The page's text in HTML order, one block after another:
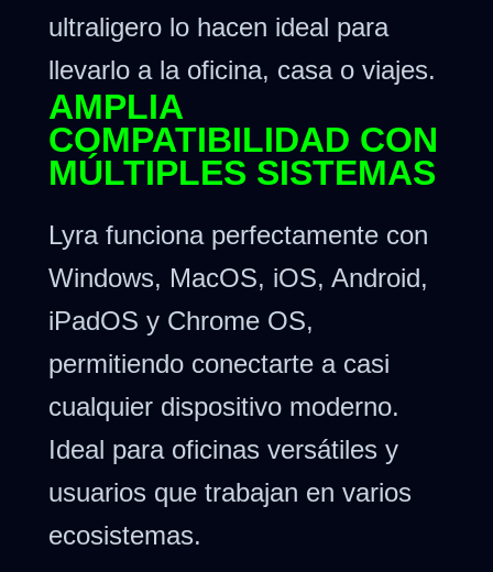
ultraligero lo hacen ideal para
llevarlo a la oficina, casa o viajes.
AMPLIA
COMPATIBILIDAD CON
MÚLTIPLES SISTEMAS
Lyra funciona perfectamente con
Windows, MacOS, iOS, Android,
iPadOS y Chrome OS,
permitiendo conectarte a casi
cualquier dispositivo moderno.
Ideal para oficinas versátiles y
usuarios que trabajan en varios
ecosistemas.